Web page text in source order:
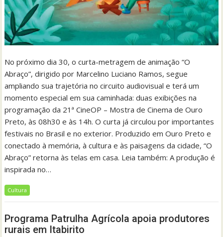
No próximo dia 30, o curta-metragem de animação “O
Abraço”, dirigido por Marcelino Luciano Ramos, segue
ampliando sua trajetória no circuito audiovisual e terá um
momento especial em sua caminhada: duas exibições na
programação da 21ª CineOP – Mostra de Cinema de Ouro
Preto, às 08h30 e às 14h. O curta já circulou por importantes
festivais no Brasil e no exterior. Produzido em Ouro Preto e
conectado à memória, à cultura e às paisagens da cidade, “O
Abraço” retorna às telas em casa. Leia também: A produção é
inspirada no…
Cultura
Programa Patrulha Agrícola apoia produtores
rurais em Itabirito